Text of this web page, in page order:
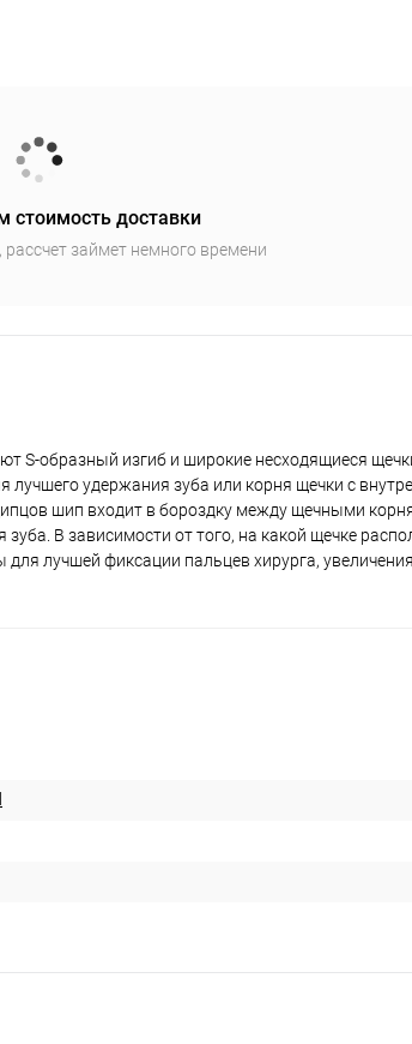
стоимость доставки
займет немного времени
S-образный изгиб и широкие несходящиеся
удержания зуба или корня щечки с
шип входит в бороздку между щечными
В зависимости от того, на какой щечке
лучшей фиксации пальцев хирурга,